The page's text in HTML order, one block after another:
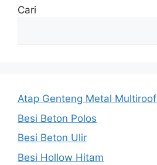
Cari
Atap Genteng Metal Multiroof
Besi Beton Polos
Besi Beton Ulir
Besi Hollow Hitam